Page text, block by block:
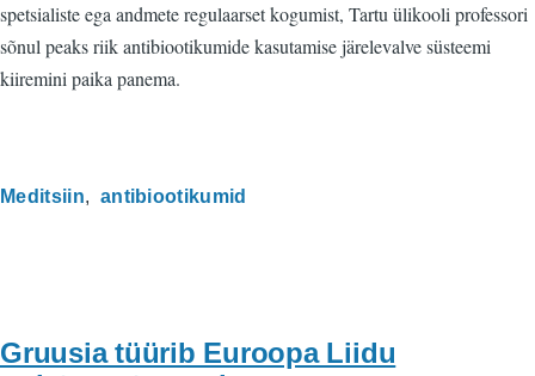
spetsialiste ega andmete regulaarset kogumist, Tartu ülikooli professori
sõnul peaks riik antibiootikumide kasutamise järelevalve süsteemi
kiiremini paika panema.
Meditsiin antibiootikumid
Gruusia tüürib Euroopa Liidu